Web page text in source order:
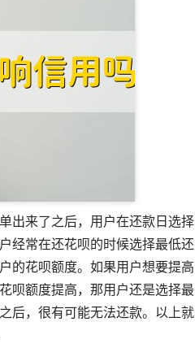
出来了之后，用户在还款日选择
经常在还花呗的时候选择最低还
的花呗额度。如果用户想要提高
呗额度提高，那用户还是选择最
后，很有可能无法还款。以上就